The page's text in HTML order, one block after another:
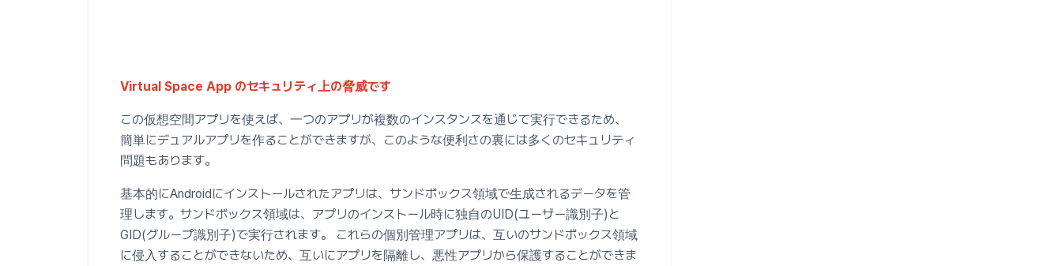
Virtual Space App のセキュリティ上の脅威です
この仮想空間アプリを使えば、一つのアプリが複数のインスタンスを通じて実行できるため、
簡単にデュアルアプリを作ることができますが、このような便利さの裏には多くのセキュリティ
問題もあります。
基本的にAndroidにインストールされたアプリは、サンドボックス領域で生成されるデータを管
理します。サンドボックス領域は、アプリのインストール時に独自のUID(ユーザー識別子)と
GID(グループ識別子)で実行されます。 これらの個別管理アプリは、互いのサンドボックス領域
に侵入することができないため、互いにアプリを隔離し、悪性アプリから保護することができま